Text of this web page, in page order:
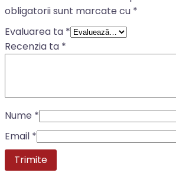
obligatorii sunt marcate cu *
Evaluarea ta *
Recenzia ta *
Nume *
Email *